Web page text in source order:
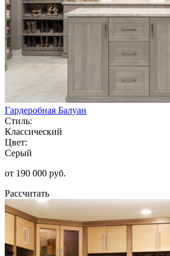
Гардеробная Балуан
Стиль:
Классический
Цвет:
Серый
от 190 000 руб.
Рассчитать